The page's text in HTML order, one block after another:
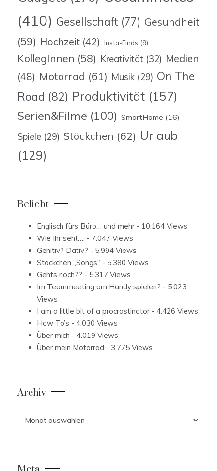
(410) Gesellschaft (77) Gesundheit
(59) Hochzeit (42) Insta-Finds (9)
KollegInnen (58) Kreativität (32) Medien
(48) Motorrad (61) Musik (29) On The
Road (82) Produktivität (157)
Serien&Filme (100) SmartHome (16)
Spiele (29) Stöckchen (62) Urlaub
(129)
Beliebt
Englisch fürs Büro… und mehr - 10.164 Views
Wie Ihr seht…. - 7.047 Views
Genitiv? Dativ? - 5.994 Views
Stöckchen „Songs“ - 5.380 Views
Gehts noch?? - 5.317 Views
Im Teammeeting am Handy spielen? - 5.023
Views
I am a little bit of a procrastinator - 4.426 Views
How To’s - 4.030 Views
Über mich - 4.019 Views
Über mein Motorrad - 3.775 Views
Archiv